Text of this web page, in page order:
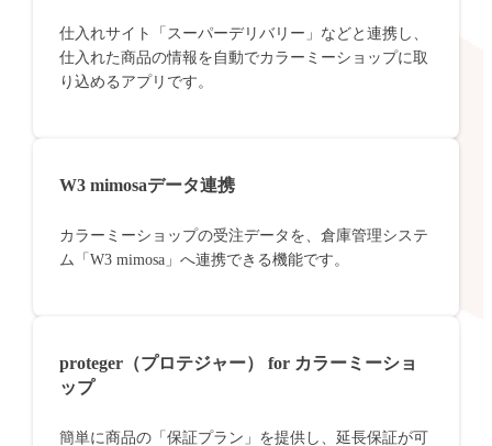
仕入れサイト「スーパーデリバリー」などと連携し、
仕入れた商品の情報を自動でカラーミーショップに取
り込めるアプリです。
W3 mimosaデータ連携
カラーミーショップの受注データを、倉庫管理システ
ム「W3 mimosa」へ連携できる機能です。
proteger（プロテジャー） for カラーミーショ
ップ
簡単に商品の「保証プラン」を提供し、延長保証が可